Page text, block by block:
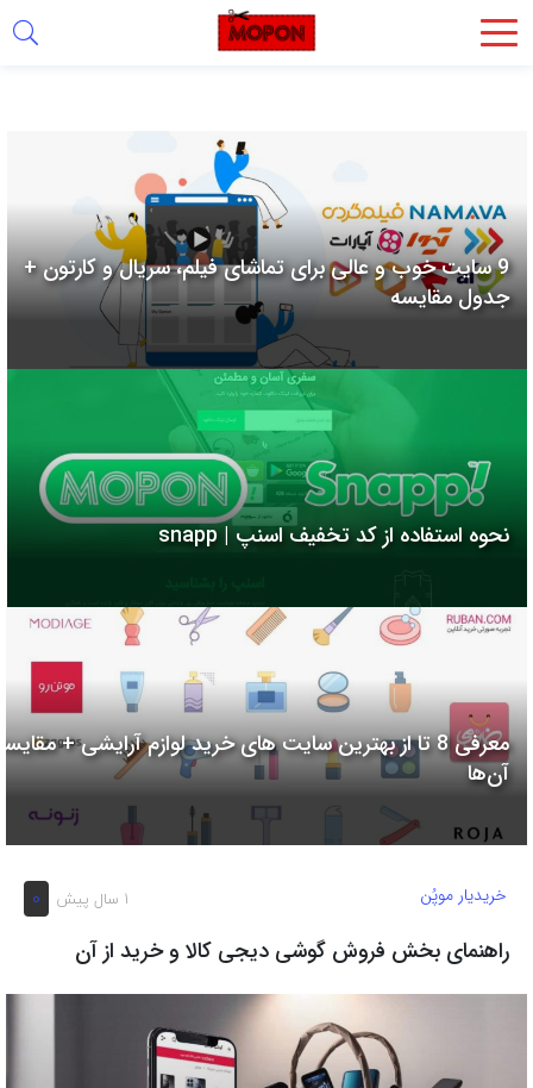
اشتراک
از
روش‌های
زیر
می‌توانید
صفحه
دوستان
خود
به
بگذارید.
لینک
9 سایت خوب و عالی برای تماشای فیلم، سریال و کارتون +
جدول مقایسه
نحوه استفاده از کد تخفیف اسنپ | snapp
معرفی 8 تا از بهترین سایت های خرید لوازم آرایشی +
آن‌ها
1 سال پیش 0 خریدیار موپُن
راهنمای بخش فروش گوشی دیجی کالا و خرید از آن